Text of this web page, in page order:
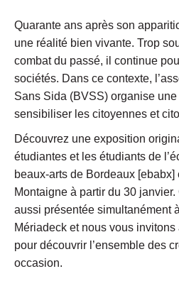
Quarante ans après son
une réalité bien vivante. Trop
combat du passé, il continue
sociétés. Dans ce contexte,
Sans Sida (BVSS) organise
sensibiliser les citoyennes et
Découvrez une exposition
étudiantes et les étudiants de
beaux-arts de Bordeaux [ebabx]
Montaigne à partir du 30
aussi présentée simultanément
Mériadeck et nous vous
pour découvrir l’ensemble des
occasion.